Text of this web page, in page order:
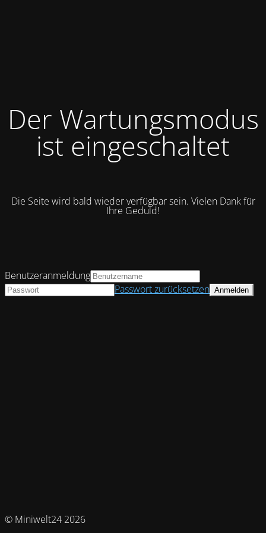
Der Wartungsmodus
ist eingeschaltet
Die Seite wird bald wieder verfügbar sein. Vielen Dank für
Ihre Geduld!
© Miniwelt24 2026
Benutzeranmeldung
Passwort zurücksetzen